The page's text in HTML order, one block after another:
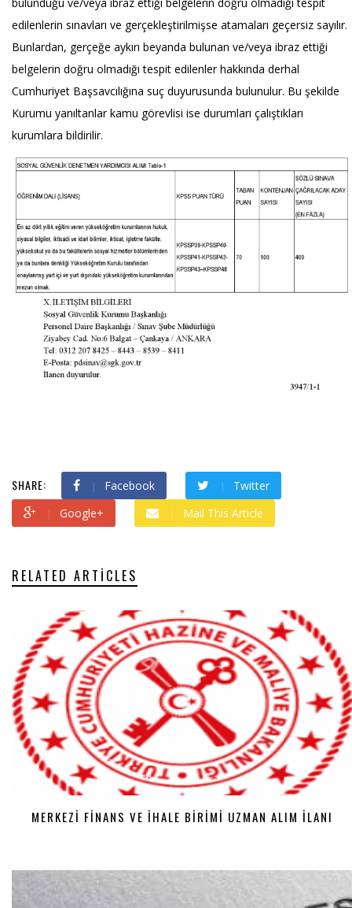
edilenlerin sınavları ve gerçekleştirilmişse atamaları geçersiz sayılır.
Bunlardan, gerçeğe aykırı beyanda bulunan ve/veya ibraz ettiği
belgelerin doğru olmadığı tespit edilenler hakkında derhal
Cumhuriyet Başsavcılığına suç duyurusunda bulunulur. Bu şekilde
Kurumu yanıltanlar kamu görevlisi ise durumları çalıştıkları
kurumlara bildirilir.
SHARE: Facebook
Twitter
Google+
Mail This Article
RELATED ARTICLES
MERKEZI FINANS VE İHALE BIRIMI UZMAN ALIM İLANI